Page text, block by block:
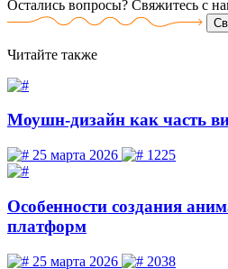
Остались вопросы? Свяжитесь с
Читайте также
Моушн-дизайн как часть
25 марта 2026 1225
Особенности создания
платформ
25 марта 2026 2038